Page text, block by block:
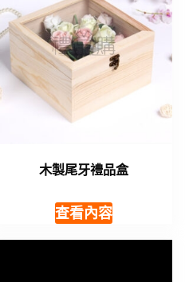
木製尾牙禮品盒
查看內容